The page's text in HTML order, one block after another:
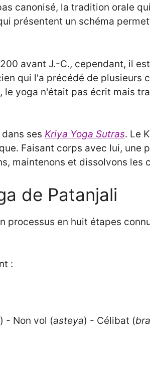
canonisé, la tradition orale
présentent un schéma
avant J.-C., cependant, il
qui l'a précédé de plusieurs
yoga n'était pas écrit mais
ses Kriya Yoga Sutras. Le
Faisant corps avec lui, une
maintenons et dissolvons les
de Patanjali
processus en huit étapes
:
) - Non vol (asteya) - Célibat (